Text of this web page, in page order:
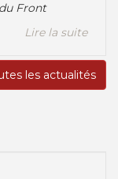
Front
Lire la suite
les actualités